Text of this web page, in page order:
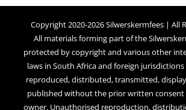
Copyright 2020-2026 Silwerskermfees | All
All materials forming part of the
protected by copyright and various other
laws in South Africa and foreign
reproduced, distributed, transmitted,
published without the prior written
owner. Unauthorised reproduction,